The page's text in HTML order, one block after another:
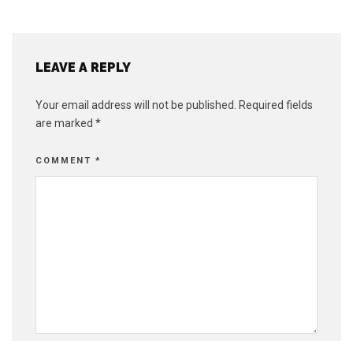
LEAVE A REPLY
Your email address will not be published. Required fields
are marked *
COMMENT *